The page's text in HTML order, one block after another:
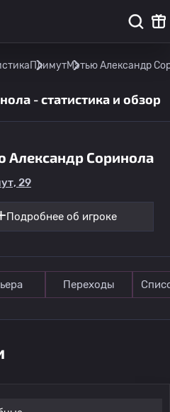
ПлимутМэтью Александр
- статистика и обзор
Александр Соринола
29
Подробнее об игроке
Переходы